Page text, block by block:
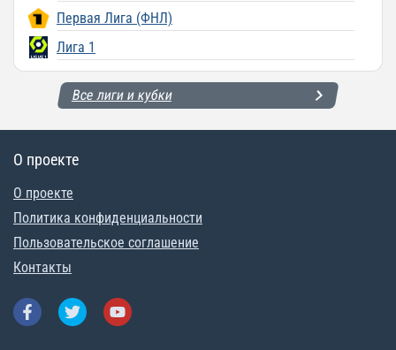
Первая Лига (ФНЛ)
Лига 1
Все лиги и кубки
О проекте
О проекте
Политика конфиденциальности
Пользовательское соглашение
Контакты